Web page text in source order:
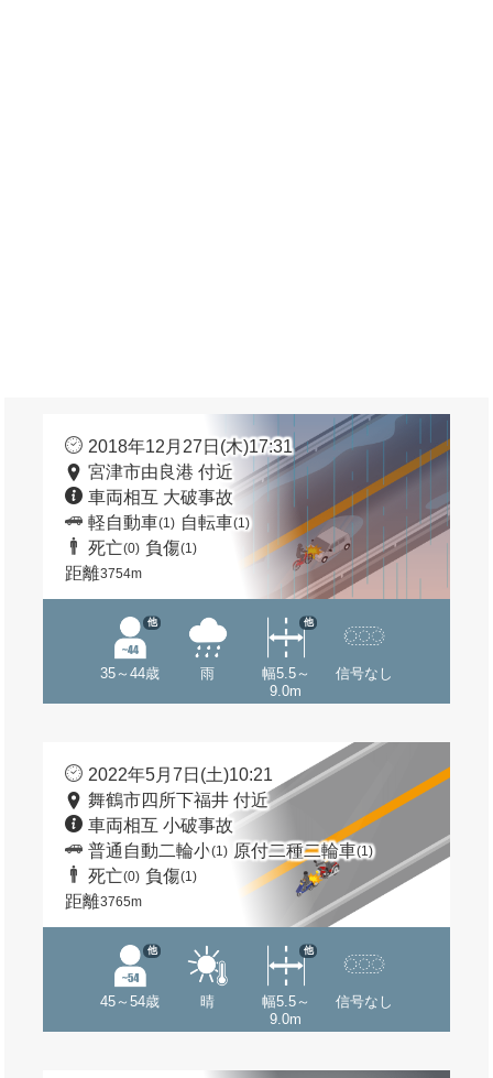
2018年12月27日(木)17:31
宮津市由良港 付近
車両相互 大破事故
軽自動車(1) 自転車(1)
死亡(0) 負傷(1)
距離3754m
35～44歳
他
雨
幅5.5～
9.0m
他
信号なし
2022年5月7日(土)10:21
舞鶴市四所下福井 付近
車両相互 小破事故
普通自動二輪小(1) 原付二種二輪車(1)
死亡(0) 負傷(1)
距離3765m
45～54歳
他
晴
幅5.5～
9.0m
他
信号なし